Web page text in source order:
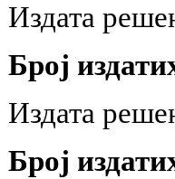
Издата
Број
Издата
Број